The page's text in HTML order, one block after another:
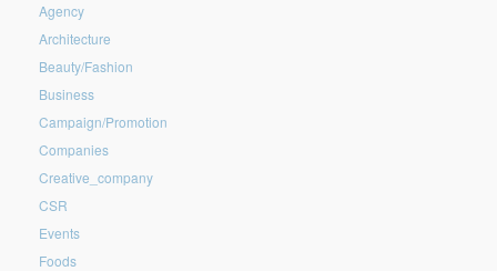
Agency
Architecture
Beauty/Fashion
Business
Campaign/Promotion
Companies
Creative_company
CSR
Events
Foods